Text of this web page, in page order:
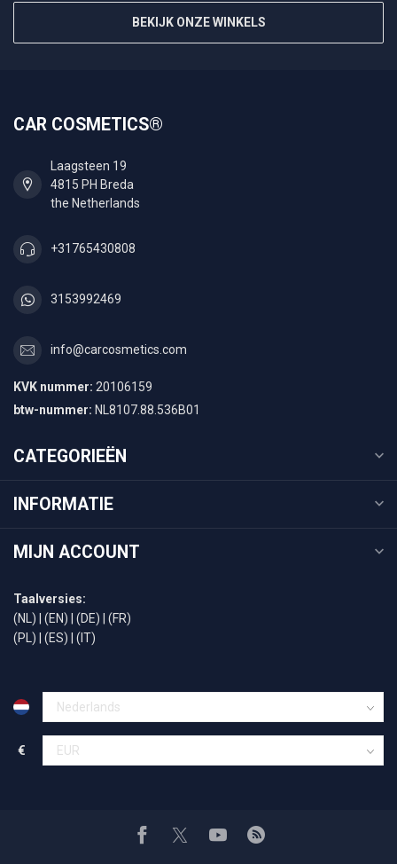
BEKIJK ONZE WINKELS
CAR COSMETICS®
Laagsteen 19
4815 PH Breda
the Netherlands
+31765430808
3153992469
info@carcosmetics.com
KVK nummer: 20106159
btw-nummer: NL8107.88.536B01
CATEGORIEËN
INFORMATIE
MIJN ACCOUNT
Taalversies:
(NL)
(EN) (DE)
(FR)
(PL)
(ES) (IT)
€